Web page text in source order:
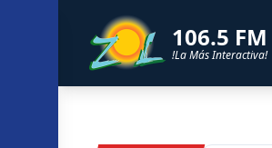
106.5 FM
!La Más Interactiva!